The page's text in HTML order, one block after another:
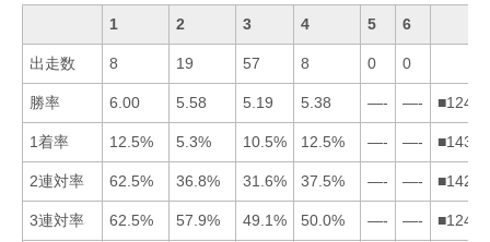
1 2 3 4 5 6
出走数 8 19 57 8 0 0
勝率 6.00 5.58 5.19 5.38 —- —-
1着率 12.5% 5.3% 10.5% 12.5% —- —-
2連対率 62.5% 36.8% 31.6% 37.5% —- —-
3連対率 62.5% 57.9% 49.1% 50.0% —- —-